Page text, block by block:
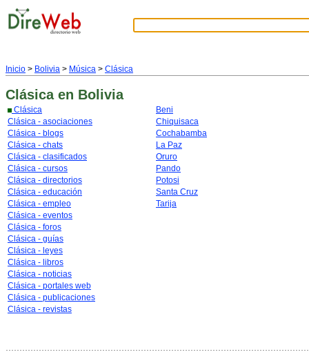
Inicio > Bolivia > Música > Clásica
Clásica en Bolivia
Clásica
Clásica - asociaciones
Clásica - blogs
Clásica - chats
Clásica - clasificados
Clásica - cursos
Clásica - directorios
Clásica - educación
Clásica - empleo
Clásica - eventos
Clásica - foros
Clásica - guías
Clásica - leyes
Clásica - libros
Clásica - noticias
Clásica - portales web
Clásica - publicaciones
Clásica - revistas
Beni
Chiquisaca
Cochabamba
La Paz
Oruro
Pando
Potosi
Santa Cruz
Tarija